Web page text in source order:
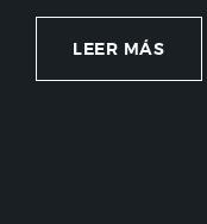
LEER MÁS